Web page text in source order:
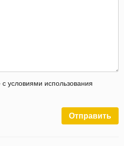
условиями использования
Отправить